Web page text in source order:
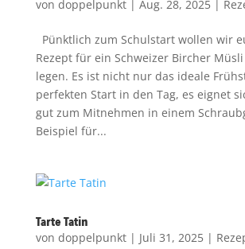
von doppelpunkt| Aug. 28, 2025|
Pünktlich zum Schulstart wollen wir
Rezept für ein Schweizer Bircher
legen. Es ist nicht nur das ideale
perfekten Start in den Tag, es eignet
gut zum Mitnehmen in einem
Beispiel für...
Tarte Tatin
von doppelpunkt| Juli 31, 2025|